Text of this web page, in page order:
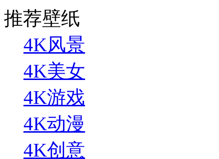
推荐壁纸
4K风景
4K美女
4K游戏
4K动漫
4K创意